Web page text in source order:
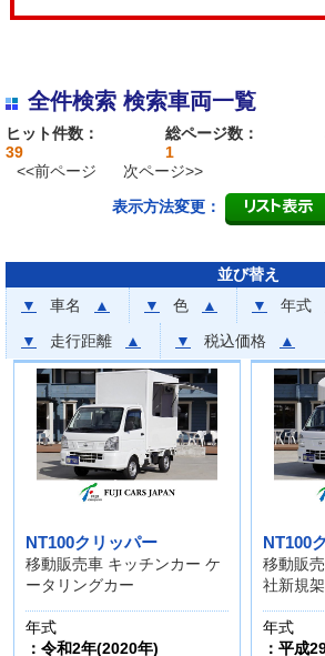
全件検索 検索車両一覧
ヒット件数：
39
総ページ数：
1
<<前ページ
次ページ>>
表示方法変更：
並び替え
▼
車名 ▲ ▼ 色 ▲ ▼ 年式
▼
走行距離 ▲ ▼ 税込価格 ▲
NT100クリッパー
移動販売車 キッチンカー ケ
ータリングカー
年式
：令和2年(2020年)
NT100
移動販
社新規
年式
：平成